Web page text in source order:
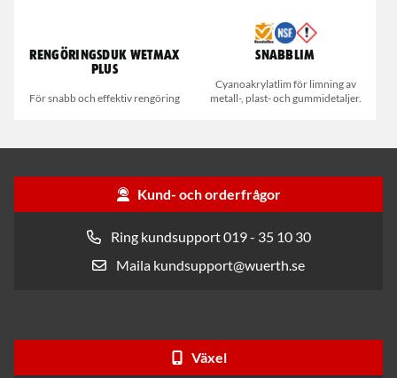
Rengöringsduk Wetmax
Plus
För snabb och effektiv rengöring
Snabblim
Cyanoakrylatlim för limning av
metall-, plast- och gummidetaljer.
Kund- och orderfrågor
Ring kundsupport 019 - 35 10 30
Maila kundsupport@wuerth.se
Växel